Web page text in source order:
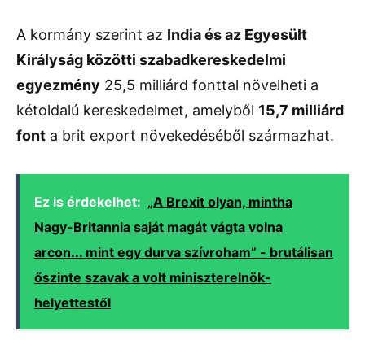
A kormány szerint az Indiaésaz Egyesült
Királyság közötti szabadkereskedelmi
egyezmény 25,5 milliárd fonttal növelheti a
kétoldalú kereskedelmet, amelyből 15,7 milliárd
font a brit export növekedéséből származhat.
Ez is érdekelhet: „A Brexit olyan, mintha
Nagy-Britannia saját magát vágta volna
arcon... mint egy durva szívroham” - brutálisan
őszinte szavak a volt miniszterelnök-
helyettestől